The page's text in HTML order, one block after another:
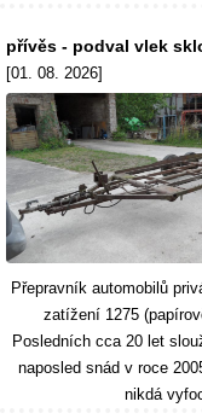
přívěs - podval vlek
[01. 08. 2026]
Přepravník automobilů
zatížení 1275
Posledních cca 20 let
naposled snád v roce
nikdá